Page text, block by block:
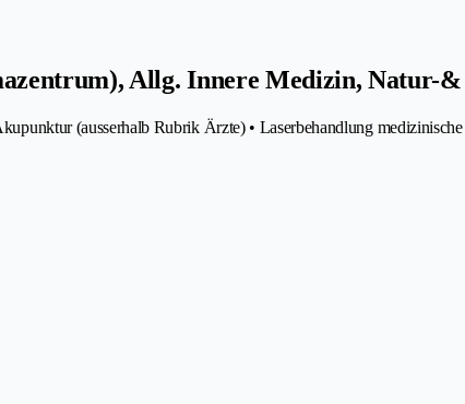
Allg. Innere Medizin, Natur-
(ausserhalb Rubrik Ärzte) • Laserbehandlung